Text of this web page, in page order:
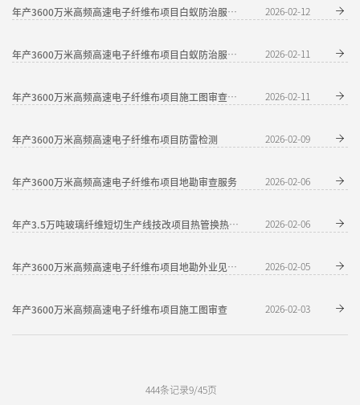
年产3600万米高频高速电子纤维布项目白蚁防治服务（第二次）补疑通知 2026-02-12
年产3600万米高频高速电子纤维布项目白蚁防治服务（第二次） 2026-02-11
年产3600万米高频高速电子纤维布项目施工图审查（第二次） 2026-02-11
年产3600万米高频高速电子纤维布项目防雷检测 2026-02-09
年产3600万米高频高速电子纤维布项目地勘审查服务 2026-02-06
年产3.5万吨玻璃纤维短切生产线技改项目热管换热器询比价采购 2026-02-06
年产3600万米高频高速电子纤维布项目地勘外业见证服 2026-02-05
年产3600万米高频高速电子纤维布项目施工图审查 2026-02-03
444条记录9/45页